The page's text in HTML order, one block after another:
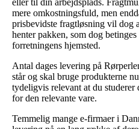
mere omkostningsfuld, men
prisbevidste fragtløsning vil dog
henter pakken, som dog
forretningens hjemsted.
Antal dages levering på
står og skal bruge produkterne
tydeligvis relevant at du studerer
for den relevante vare.
Temmelig mange e-firmaer i